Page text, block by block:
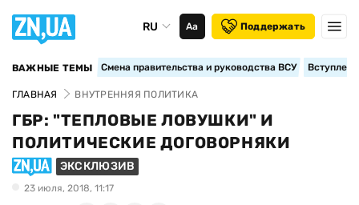
RU Аа Поддержать
ВАЖНЫЕ ТЕМЫ Смена правительства и руководства ВСУ
ГЛАВНАЯ ВНУТРЕННЯЯ ПОЛИТИКА
ГБР: "ТЕПЛОВЫЕ ЛОВУШКИ" И
ПОЛИТИЧЕСКИЕ ДОГОВОРНЯКИ
ЭКСКЛЮЗИВ
23 июля, 2018, 11:17